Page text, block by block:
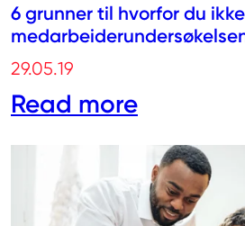
6 grunner til hvorfor du
29.05.19
Read more